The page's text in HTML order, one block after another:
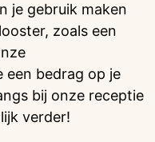
je gebruik maken
zoals een
een bedrag op je
bij onze receptie
verder!